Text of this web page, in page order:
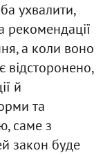
ухвалити,
рекомендації
а коли воно
відсторонено,
й
та
саме з
закон буде